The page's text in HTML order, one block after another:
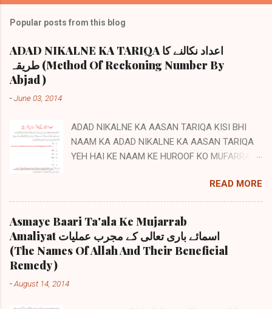
Popular posts from this blog
ADAD NIKALNE KA TARIQA اعداد نکالنے کا
طریقہ (Method Of Reckoning Number By
Abjad )
-June 03, 2014
ADAD NIKALNE KA AASAN TARIQA KISI BHI
NAAM KA ADAD NIKALNE KA AASAN TARIQA
YEH HAI KE NAAM KE HUROOF KO MUFARRAD
KE ADAAD ABJAD QAMRI SE HAASIL KARKE
SAB KO JAMA KARDE.N TO NAAM YA KISI BHI
KALMA KA SAHEEH ADAD BAR AAMAD
HOJAYEGA MASLAN HUME.N KASHIF KHAN KE
ADAD NIKALNE HAIN TO YOU.N LIKHE.N GE
KAAF ک 20 ALIF الف 1 SHEEN ش 300 FA ف 80
READ MORE
Asmaye Baari Ta'ala Ke Mujarrab
Amaliyat اسمائے باری تعالی کے مجرب عملیات
(The Names Of Allah And Their Beneficial
Remedy )
-August 14, 2014